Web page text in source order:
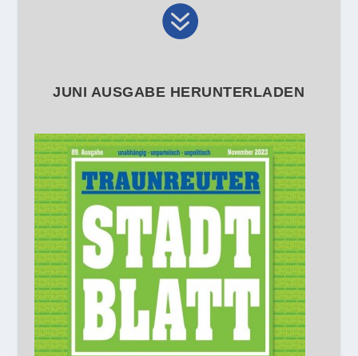

JUNI AUSGABE HERUNTERLADEN